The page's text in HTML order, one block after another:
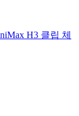
H3 클립 체